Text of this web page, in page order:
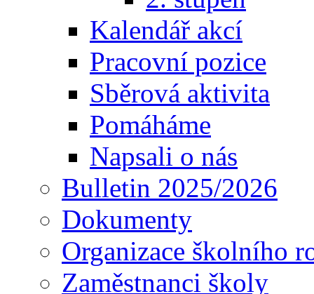
Kalendář akcí
Pracovní pozice
Sběrová aktivita
Pomáháme
Napsali o nás
Bulletin 2025/2026
Dokumenty
Organizace školního
Zaměstnanci školy